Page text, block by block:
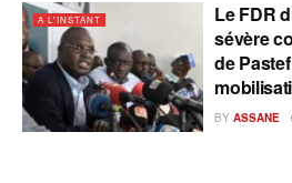
A L'INSTANT
Le FDR
sévère
de
BY ASSANE